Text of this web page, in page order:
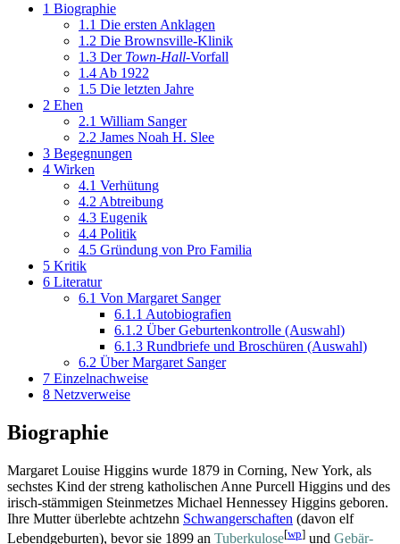
1 Biographie
1.1 Die ersten Anklagen
1.2 Die Brownsville-Klinik
1.3 Der Town-Hall-Vorfall
1.4 Ab 1922
1.5 Die letzten Jahre
2 Ehen
2.1 William Sanger
2.2 James Noah H. Slee
3 Begegnungen
4 Wirken
4.1 Verhütung
4.2 Abtreibung
4.3 Eugenik
4.4 Politik
4.5 Gründung von Pro Familia
5 Kritik
6 Literatur
6.1 Von Margaret Sanger
6.1.1 Autobiografien
6.1.2 Über Geburtenkontrolle (Auswahl)
6.1.3 Rundbriefe und Broschüren (Auswahl)
6.2 Über Margaret Sanger
7 Einzelnachweise
8 Netzverweise
Biographie
Margaret Louise Higgins wurde 1879 in Corning, New York, als
sechstes Kind der streng katholischen Anne Purcell Higgins und des
irisch-stämmigen Steinmetzes Michael Hennessey Higgins geboren.
Ihre Mutter überlebte achtzehn Schwangerschaften (davon elf
Lebend­geburten), bevor sie 1899 an Tuberkulose[wp] und Gebär­